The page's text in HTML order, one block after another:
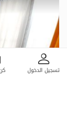
تسجيل الدخول
OpenStreetMap